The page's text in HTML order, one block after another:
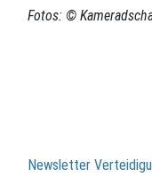
Fotos: ©
Newsletter